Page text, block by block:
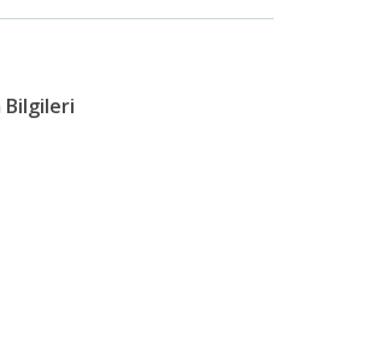
Bilgileri